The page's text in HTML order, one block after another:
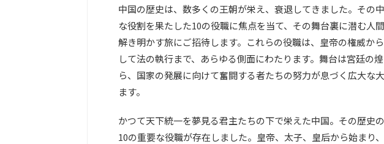
中国の歴史は、数多くの王朝が栄え、衰退してきました。その
な役割を果たした10の役職に焦点を当て、その舞台裏に潜む人
解き明かす旅にご招待します。これらの役職は、皇帝の権威か
して法の執行まで、あらゆる側面にわたります。舞台は宮廷の
ら、国家の発展に向けて奮闘する者たちの努力が息づく広大な
ます。
かつて天下統一を夢見る君主たちの下で栄えた中国。その歴史
10の重要な役職が存在しました。皇帝、太子、皇后から始まり